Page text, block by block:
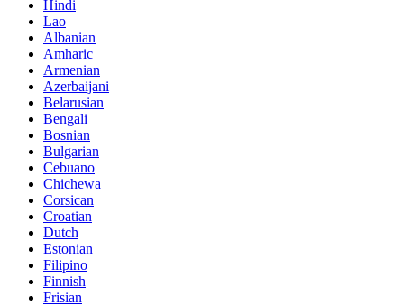
Hindi
Lao
Albanian
Amharic
Armenian
Azerbaijani
Belarusian
Bengali
Bosnian
Bulgarian
Cebuano
Chichewa
Corsican
Croatian
Dutch
Estonian
Filipino
Finnish
Frisian